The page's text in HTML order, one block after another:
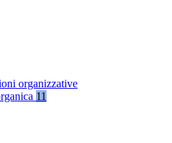
organizzative
11